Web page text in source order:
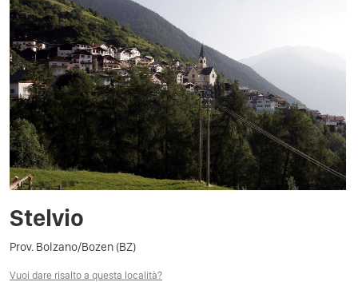
Stelvio
Prov. Bolzano/Bozen (BZ)
Vuoi dare risalto a questa località?